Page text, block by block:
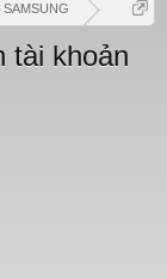
SAMSUNG
tài khoản